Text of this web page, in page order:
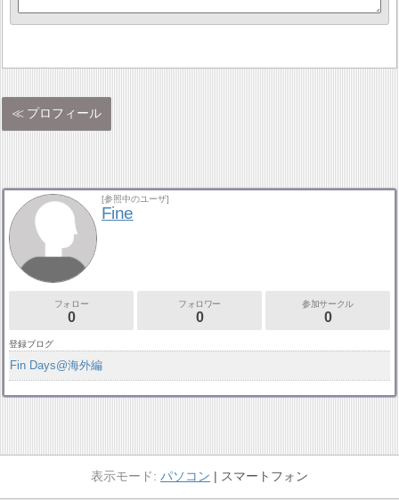
プロフィール
[参照中のユーザ]
Fine
フォロー
0
フォロワー
0
参加サークル
0
登録ブログ
Fin Days@海外編
パソコン スマートフォン